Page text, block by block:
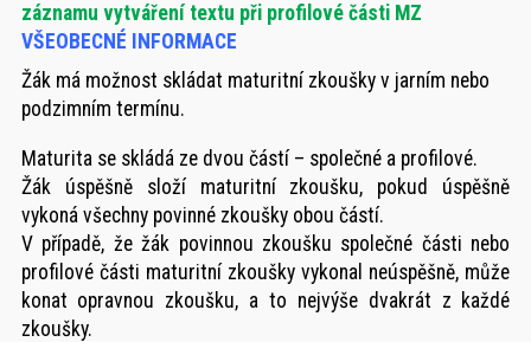
záznamu vytváření textu při profilové části MZ
VŠEOBECNÉ INFORMACE
Žák má možnost skládat maturitní zkoušky v jarním nebo
podzimním termínu.
Maturita se skládá ze dvou částí – společné a profilové.
Žák úspěšně složí maturitní zkoušku, pokud úspěšně
vykoná všechny povinné zkoušky obou částí.
V případě, že žák povinnou zkoušku společné části nebo
profilové části maturitní zkoušky vykonal neúspěšně, může
konat opravnou zkoušku, a to nejvýše dvakrát z každé
zkoušky.